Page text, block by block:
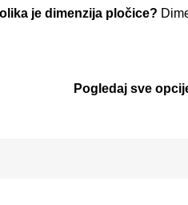
je dimenzija pločice?
Pogledaj sve